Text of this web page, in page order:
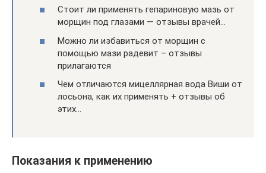
Стоит ли применять гепариновую мазь от
морщин под глазами — отзывы врачей…
Можно ли избавиться от морщин с
помощью мази радевит – отзывы
прилагаются
Чем отличаются мицеллярная вода Виши от
лосьона, как их применять + отзывы об
этих…
Показания к применению